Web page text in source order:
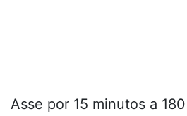
Asse por 15 minutos a